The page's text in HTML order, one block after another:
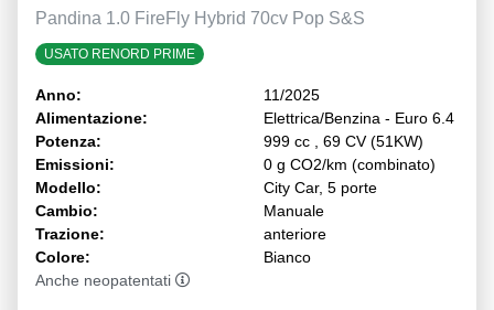
Pandina 1.0 FireFly Hybrid 70cv Pop S&S
USATO RENORD PRIME
Anno:
11/2025
Alimentazione:
Elettrica/Benzina - Euro 6.4
Potenza:
999 cc , 69 CV (51KW)
Emissioni:
0 g CO2/km (combinato)
Modello:
City Car, 5 porte
Cambio:
Manuale
Trazione:
anteriore
Colore:
Bianco
Anche neopatentati